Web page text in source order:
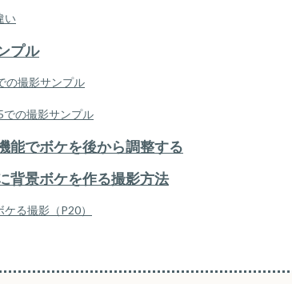
い
プル
の撮影サンプル
での撮影サンプル
能でボケを後から調整する
背景ボケを作る撮影方法
る撮影（P20）